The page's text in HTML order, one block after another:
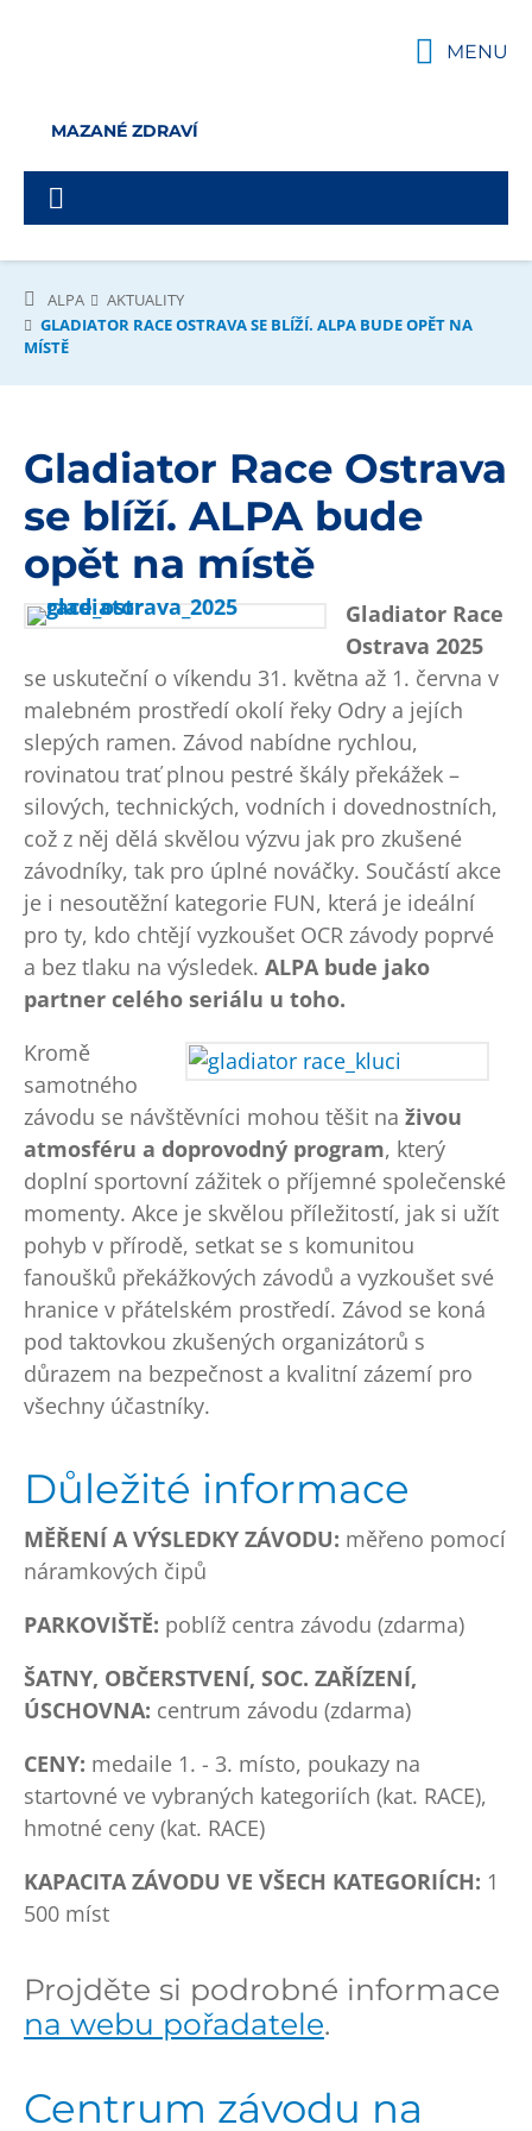
MAZANÉ ZDRAVÍ
MENU
ALPA
AKTUALITY
GLADIATOR RACE OSTRAVA SE BLÍŽÍ. ALPA BUDE OPĚT NA
MÍSTĚ
Gladiator Race Ostrava
se blíží. ALPA bude
opět na místě
Gladiator Race
Ostrava 2025
se uskuteční o víkendu 31. května až 1. června v
malebném prostředí okolí řeky Odry a jejích
slepých ramen. Závod nabídne rychlou,
rovinatou trať plnou pestré škály překážek –
silových, technických, vodních i dovednostních,
což z něj dělá skvělou výzvu jak pro zkušené
závodníky, tak pro úplné nováčky. Součástí akce
je i nesoutěžní kategorie FUN, která je ideální
pro ty, kdo chtějí vyzkoušet OCR závody poprvé
a bez tlaku na výsledek. ALPA bude jako
partner celého seriálu u toho.
Kromě
samotného
závodu se návštěvníci mohou těšit na živou
atmosféru a doprovodný program, který
doplní sportovní zážitek o příjemné společenské
momenty. Akce je skvělou příležitostí, jak si užít
pohyb v přírodě, setkat se s komunitou
fanoušků překážkových závodů a vyzkoušet své
hranice v přátelském prostředí. Závod se koná
pod taktovkou zkušených organizátorů s
důrazem na bezpečnost a kvalitní zázemí pro
všechny účastníky.
Důležité informace
MĚŘENÍ A VÝSLEDKY ZÁVODU: měřeno pomocí
náramkových čipů
PARKOVIŠTĚ: poblíž centra závodu (zdarma)
ŠATNY, OBČERSTVENÍ, SOC. ZAŘÍZENÍ,
ÚSCHOVNA: centrum závodu (zdarma)
CENY: medaile 1. - 3. místo, poukazy na
startovné ve vybraných kategoriích (kat. RACE),
hmotné ceny (kat. RACE)
KAPACITA ZÁVODU VE VŠECH KATEGORIÍCH: 1
500 míst
Projděte si podrobné informace
na webu pořadatele.
Centrum závodu na